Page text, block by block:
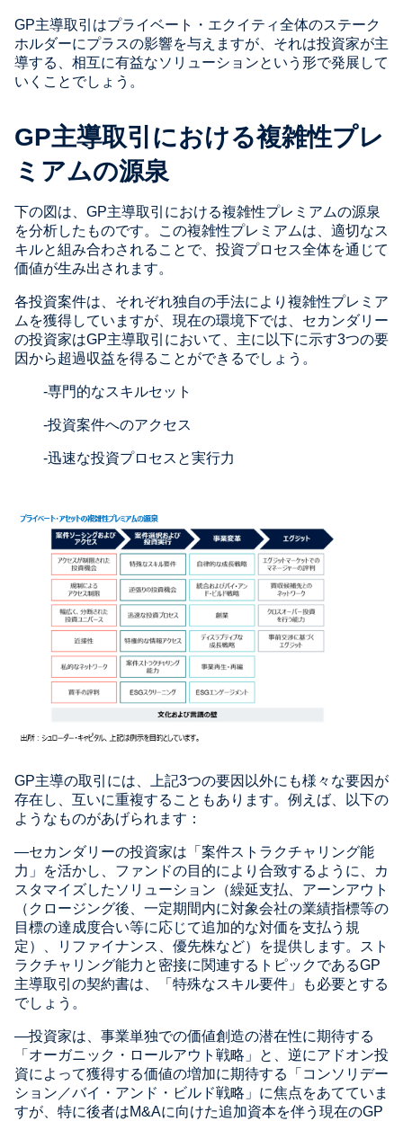
GP主導取引はプライベート・エクイティ全体のステーク
ホルダーにプラスの影響を与えますが、それは投資家が主
導する、相互に有益なソリューションという形で発展して
いくことでしょう。
GP主導取引における複雑性プレ
ミアムの源泉
下の図は、GP主導取引における複雑性プレミアムの源泉
を分析したものです。この複雑性プレミアムは、適切なス
キルと組み合わされることで、投資プロセス全体を通じて
価値が生み出されます。
各投資案件は、それぞれ独自の手法により複雑性プレミア
ムを獲得していますが、現在の環境下では、セカンダリー
の投資家はGP主導取引において、主に以下に示す3つの要
因から超過収益を得ることができるでしょう。
-専門的なスキルセット
-投資案件へのアクセス
-迅速な投資プロセスと実行力
GP主導の取引には、上記3つの要因以外にも様々な要因が
存在し、互いに重複することもあります。例えば、以下の
ようなものがあげられます：
―セカンダリーの投資家は「案件ストラクチャリング能
力」を活かし、ファンドの目的により合致するように、カ
スタマイズしたソリューション（繰延支払、アーンアウト
（クロージング後、一定期間内に対象会社の業績指標等の
目標の達成度合い等に応じて追加的な対価を支払う規
定）、リファイナンス、優先株など）を提供します。スト
ラクチャリング能力と密接に関連するトピックであるGP
主導取引の契約書は、「特殊なスキル要件」も必要とする
でしょう。
―投資家は、事業単独での価値創造の潜在性に期待する
「オーガニック・ロールアウト戦略」と、逆にアドオン投
資によって獲得する価値の増加に期待する「コンソリデー
ション／バイ・アンド・ビルド戦略」に焦点をあてていま
すが、特に後者はM&Aに向けた追加資本を伴う現在のGP